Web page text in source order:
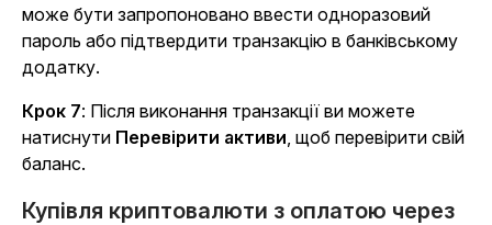
може бути запропоновано ввести одноразовий
пароль або підтвердити транзакцію в банківському
додатку.
Крок 7: Після виконання транзакції ви можете
натиснути Перевірити активи , щоб перевірити свій
баланс.
Купівля криптовалюти з оплатою через